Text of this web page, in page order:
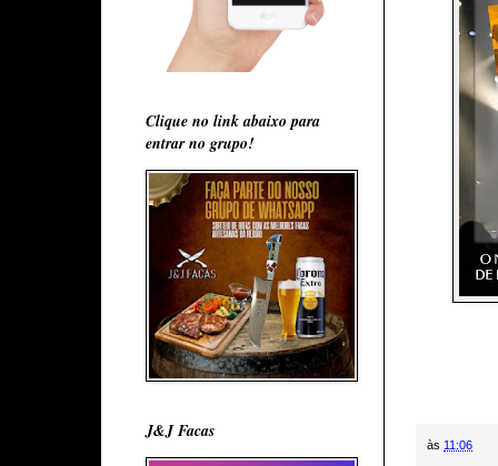
às 11:06
Clique no link abaixo para
entrar no grupo!
J&J Facas